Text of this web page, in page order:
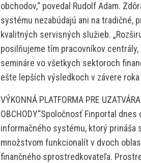
obchodov,“ povedal Rudolf Adam.
systému nezabúdajú ani na
kvalitných servisných služieb.
posilňujeme tím pracovníkov
semináre vo všetkych sektoroch
ešte lepších výsledkoch v závere roka
VÝKONNÁ PLATFORMA PRE
OBCHODY“Spoločnosť Finportal
informačného systému, ktorý
množstvom funkcionalít v dvoch
finančného sprostredkovateľa.